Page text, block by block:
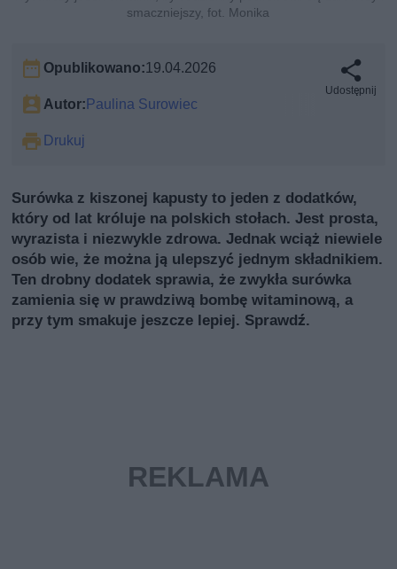
smaczniejszy, fot. Monika
Opublikowano:19.04.2026
Autor:Paulina Surowiec
Drukuj
Udostępnij
Surówka z kiszonej kapusty to jeden z dodatków,
który od lat króluje na polskich stołach. Jest prosta,
wyrazista i niezwykle zdrowa. Jednak wciąż niewiele
osób wie, że można ją ulepszyć jednym składnikiem.
Ten drobny dodatek sprawia, że zwykła surówka
zamienia się w prawdziwą bombę witaminową, a
przy tym smakuje jeszcze lepiej. Sprawdź.